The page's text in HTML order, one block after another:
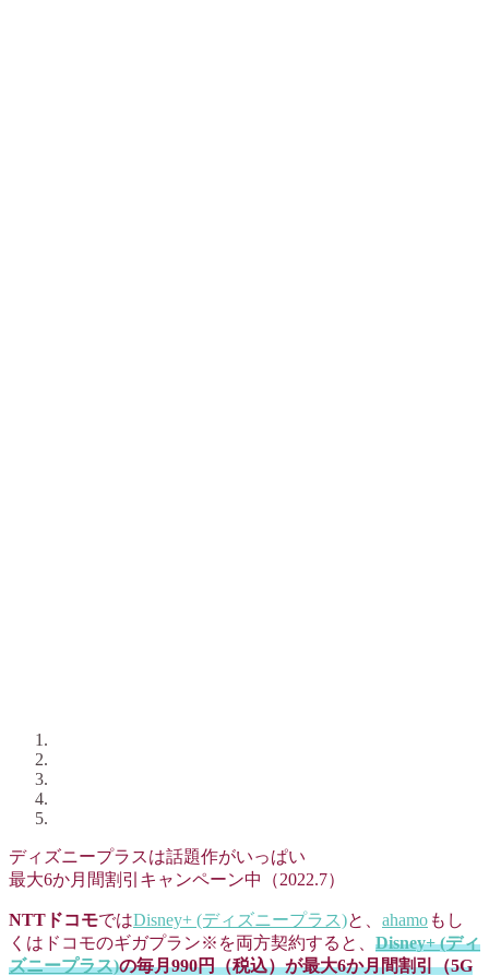
ディズニープラスは話題作がいっぱい
最大6か月間割引キャンペーン中（2022.7）
NTTドコモではDisney+ (ディズニープラス)と、 ahamo もし
くはドコモのギガプラン※を両方契約すると、 Disney+ (ディ
ズニープラス)の毎月990円（税込）が最大6か月間割引（5G